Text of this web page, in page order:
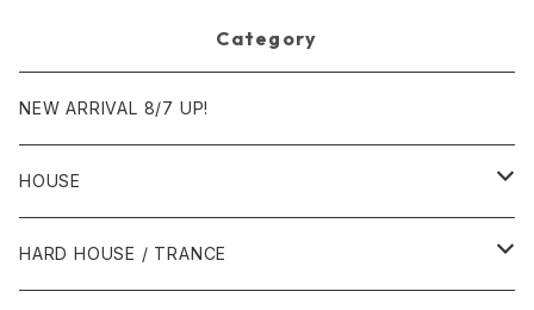
Category
NEW ARRIVAL 8/7 UP!
HOUSE
1980年代
HARD HOUSE / TRANCE